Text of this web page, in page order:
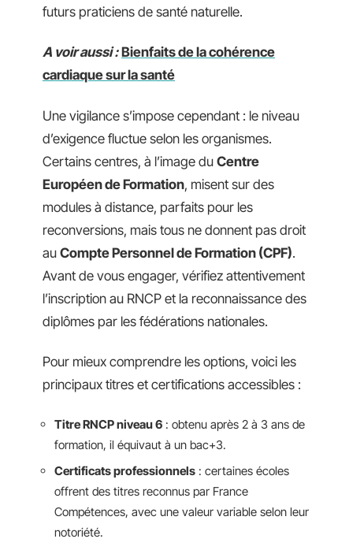
futurs praticiens de santé naturelle.
A voir aussi : Bienfaits de la cohérence
cardiaque sur la santé
Une vigilance s’impose cependant : le niveau
d’exigence fluctue selon les organismes.
Certains centres, à l’image du Centre
Européen de Formation, misent sur des
modules à distance, parfaits pour les
reconversions, mais tous ne donnent pas droit
au Compte Personnel de Formation (CPF).
Avant de vous engager, vérifiez attentivement
l’inscription au RNCP et la reconnaissance des
diplômes par les fédérations nationales.
Pour mieux comprendre les options, voici les
principaux titres et certifications accessibles :
Titre RNCP niveau 6 : obtenu après 2 à 3 ans de
formation, il équivaut à un bac+3.
Certificats professionnels : certaines écoles
offrent des titres reconnus par France
Compétences, avec une valeur variable selon leur
notoriété.